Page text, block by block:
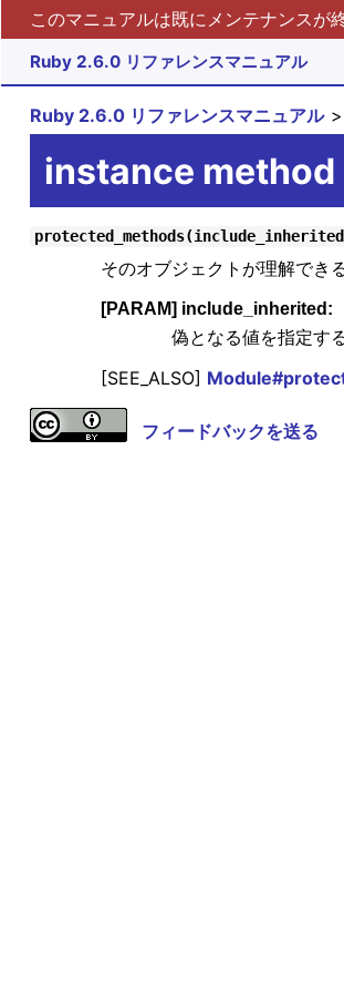
このマニュアルは既にメンテナンスが
Ruby 2.6.0 リファレンスマニュアル
Ruby 2.6.0 リファレンスマニュアル
instance
そのオブジェクトが理解でき
[PARAM] include_inherited:
偽となる値を指定す
[SEE_ALSO]
フィードバックを送る